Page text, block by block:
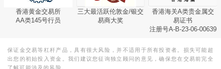
香港黄金交易所
AA类145号行员
三大最活跃伦敦金/银交
易商大奖
香港海关A类贵金属交
易证书
注册号A-B-23-06-00639
保证金交易等杠杆产品，具有很大风险，并不适用于所有投资者。损失可能超
出您的初始投入资金。我们建议您征询独立顾问的意见，确保您在交易前完全
了解可能涉及的风险。